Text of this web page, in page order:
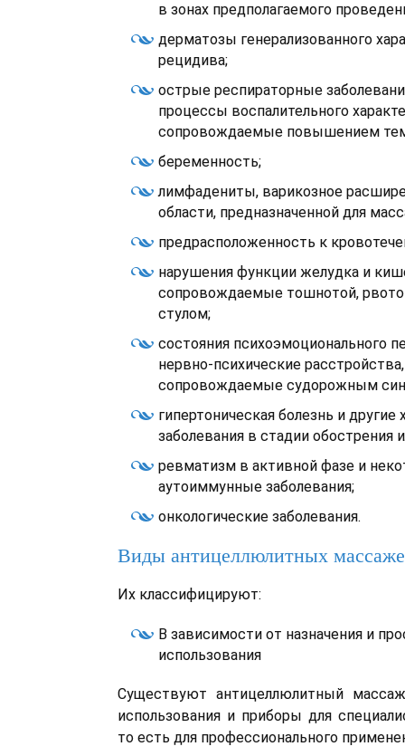
в зонах предполагаемого
дерматозы генерализованного
рецидива;
острые респираторные
процессы воспалительного
сопровождаемые повышением
беременность;
лимфадениты, варикозное
области, предназначенной для
предрасположенность к
нарушения функции желудка и
сопровождаемые тошнотой,
стулом;
состояния психоэмоционального
нервно-психические
сопровождаемые судорожным
гипертоническая болезнь и другие
заболевания в стадии обострения
ревматизм в активной фазе и
аутоиммунные заболевания;
онкологические заболевания.
Виды антицеллюлитных
Их классифицируют:
В зависимости от назначения и
использования
Существуют антицеллюлитный
использования и приборы для
то есть для профессионального